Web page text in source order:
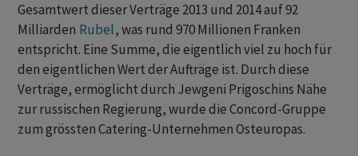
Gesamtwert dieser Verträge 2013 und 2014 auf 92
Milliarden Rubel, was rund 970 Millionen Franken
entspricht. Eine Summe, die eigentlich viel zu hoch für
den eigentlichen Wert der Aufträge ist. Durch diese
Verträge, ermöglicht durch Jewgeni Prigoschins Nähe
zur russischen Regierung, wurde die Concord-Gruppe
zum grössten Catering-Unternehmen Osteuropas.